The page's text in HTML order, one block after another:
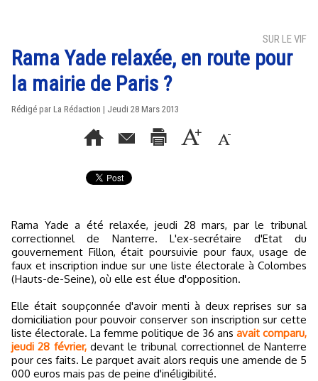
SUR LE VIF
Rama Yade relaxée, en route pour
la mairie de Paris ?
Rédigé par La Rédaction | Jeudi 28 Mars 2013
Rama Yade a été relaxée, jeudi 28 mars, par le tribunal
correctionnel de Nanterre. L'ex-secrétaire d'Etat du
gouvernement Fillon, était poursuivie pour faux, usage de
faux et inscription indue sur une liste électorale à Colombes
(Hauts-de-Seine), où elle est élue d'opposition.
Elle était soupçonnée d'avoir menti à deux reprises sur sa
domiciliation pour pouvoir conserver son inscription sur cette
liste électorale. La femme politique de 36 ans avait comparu,
jeudi 28 février,devant le tribunal correctionnel de Nanterre
pour ces faits. Le parquet avait alors requis une amende de 5
000 euros mais pas de peine d'inéligibilité.